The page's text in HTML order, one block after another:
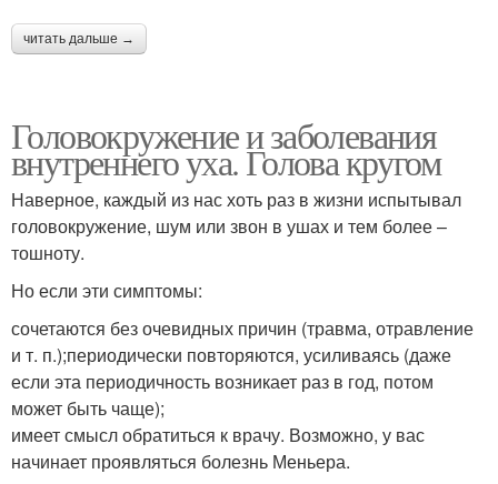
читать дальше →
Головокружение и заболевания
внутреннего уха. Голова кругом
Наверное, каждый из нас хоть раз в жизни испытывал
головокружение, шум или звон в ушах и тем более –
тошноту.
Но если эти симптомы:
сочетаются без очевидных причин (травма, отравление
и т. п.);периодически повторяются, усиливаясь (даже
если эта периодичность возникает раз в год, потом
может быть чаще);
имеет смысл обратиться к врачу. Возможно, у вас
начинает проявляться болезнь Меньера.